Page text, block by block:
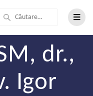
dr.,
Igor